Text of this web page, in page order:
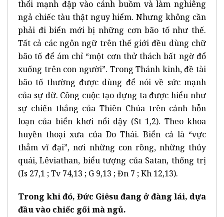
thổi mạnh đập vào cánh buồm và làm nghiêng
ngả chiếc tàu thật nguy hiểm. Nhưng không cần
phải đi biển mới bị những cơn bão tố như thế.
Tất cả các ngôn ngữ trên thế giới đều dùng chữ
bão tố để ám chỉ “một cơn thử thách bất ngờ đổ
xuống trên con người”. Trong Thánh kinh, đề tài
bão tố thường được dùng để nói về sức mạnh
của sự dữ. Công cuộc tạo dựng ta được hiểu như
sự chiến thắng của Thiên Chúa trên cảnh hỗn
loạn của biển khơi nổi dậy (St 1,2). Theo khoa
huyền thoại xưa của Do Thái. Biển cả là “vực
thẳm vĩ đại”, nơi những con rồng, những thủy
quái, Lêviathan, biểu tượng của Satan, thống trị
(Is 27,1 ; Tv 74,13 ; G 9,13 ; Đn 7 ; Kh 12,13).
Trong khi đó, Đức Giêsu đang ở đàng lái, dựa
đầu vào chiếc gối mà ngủ.